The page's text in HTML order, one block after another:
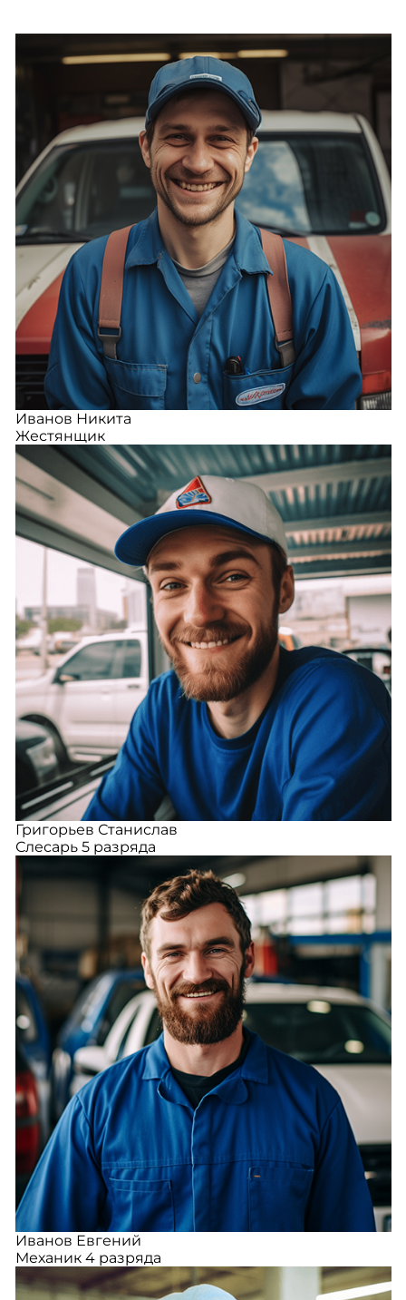
Иванов Никита
Жестянщик
Григорьев Станислав
Слесарь 5 разряда
Иванов Евгений
Механик 4 разряда